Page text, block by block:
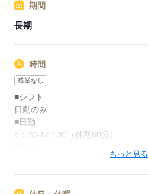
期間
長期
時間
残業なし
■シフト
日勤のみ
■日勤
8：30-17：30（休憩60分）
もっと見る